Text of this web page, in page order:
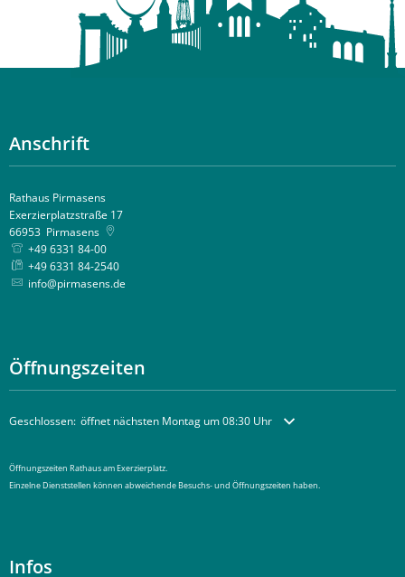
Anschrift
Rathaus Pirmasens
Exerzierplatzstraße 17
66953 Pirmasens
+49 6331 84-00
+49 6331 84-2540
info@pirmasens.de
Öffnungszeiten
Klicken, um weitere Öffnungs- oder Schließzeiten auszublenden
Geschlossen: öffnet nächsten Montag um 08:30 Uhr
Öffnungszeiten Rathaus am Exerzierplatz.
Einzelne Dienststellen können abweichende Besuchs- und Öffnungszeiten haben.
Infos